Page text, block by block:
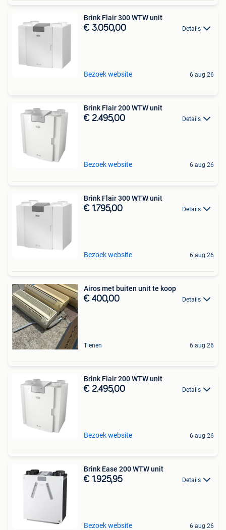
Brink Flair 300 WTW unit
€ 3.050,00 Details
Bezoek website 6 aug 26
Brink Flair 200 WTW unit
€ 2.495,00 Details
Bezoek website 6 aug 26
Brink Flair 300 WTW unit
€ 1.795,00 Details
Bezoek website 6 aug 26
Airos met buiten unit te koop
€ 400,00 Details
Tienen 6 aug 26
Brink Flair 200 WTW unit
€ 2.495,00 Details
Bezoek website 6 aug 26
Brink Ease 200 WTW unit
€ 1.925,95 Details
Bezoek website 6 aug 26